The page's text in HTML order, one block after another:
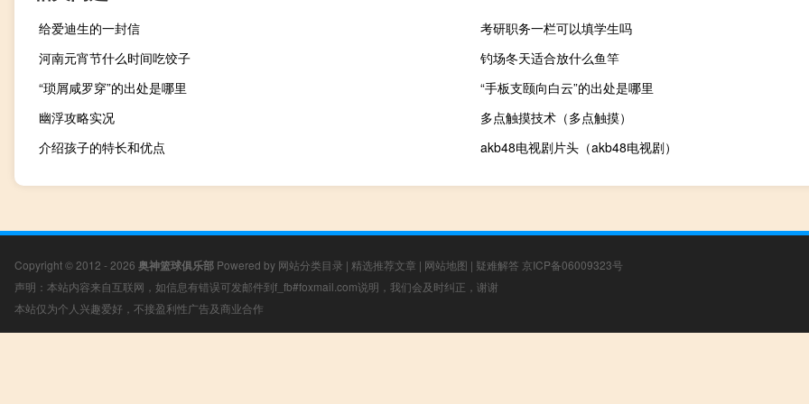
给爱迪生的一封信
考研职务一栏可以填学生吗
河南元宵节什么时间吃饺子
钓场冬天适合放什么鱼竿
“琐屑咸罗穿”的出处是哪里
“手板支颐向白云”的出处是哪里
幽浮攻略实况
多点触摸技术（多点触摸）
介绍孩子的特长和优点
akb48电视剧片头（akb48电视剧）
Copyright © 2012 - 2026 奥神篮球俱乐部 Powered by 网站分类目录 | 精选推荐文章 | 网站地图 | 疑难解答 京ICP备06009323号
声明：本站内容来自互联网，如信息有错误可发邮件到f_fb#foxmail.com说明，我们会及时纠正，谢谢
本站仅为个人兴趣爱好，不接盈利性广告及商业合作